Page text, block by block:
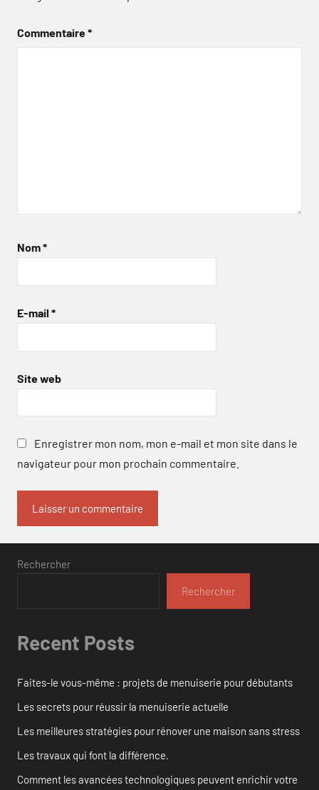
Commentaire*
Nom*
E-mail *
Site web
Enregistrer mon nom, mon e-mail et mon site dans le
navigateur pour mon prochain commentaire.
Rechercher
Rechercher
Recent Posts
Faites-le vous-même : projets de menuiserie pour débutants
Les secrets pour réussir la menuiserie actuelle
Les meilleures stratégies pour rénover une maison sans stress
Les travaux qui font la différence.
Comment les avancées technologiques peuvent enrichir votre